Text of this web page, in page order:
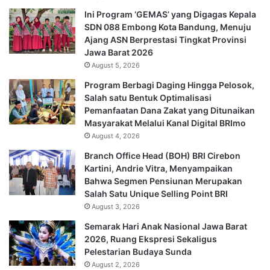
Ini Program ‘GEMAS’ yang Digagas Kepala
SDN 088 Embong Kota Bandung, Menuju
Ajang ASN Berprestasi Tingkat Provinsi
Jawa Barat 2026
August 5, 2026
Program Berbagi Daging Hingga Pelosok,
Salah satu Bentuk Optimalisasi
Pemanfaatan Dana Zakat yang Ditunaikan
Masyarakat Melalui Kanal Digital BRImo
August 4, 2026
Branch Office Head (BOH) BRI Cirebon
Kartini, Andrie Vitra, Menyampaikan
Bahwa Segmen Pensiunan Merupakan
Salah Satu Unique Selling Point BRI
August 3, 2026
Semarak Hari Anak Nasional Jawa Barat
2026, Ruang Ekspresi Sekaligus
Pelestarian Budaya Sunda
August 2, 2026